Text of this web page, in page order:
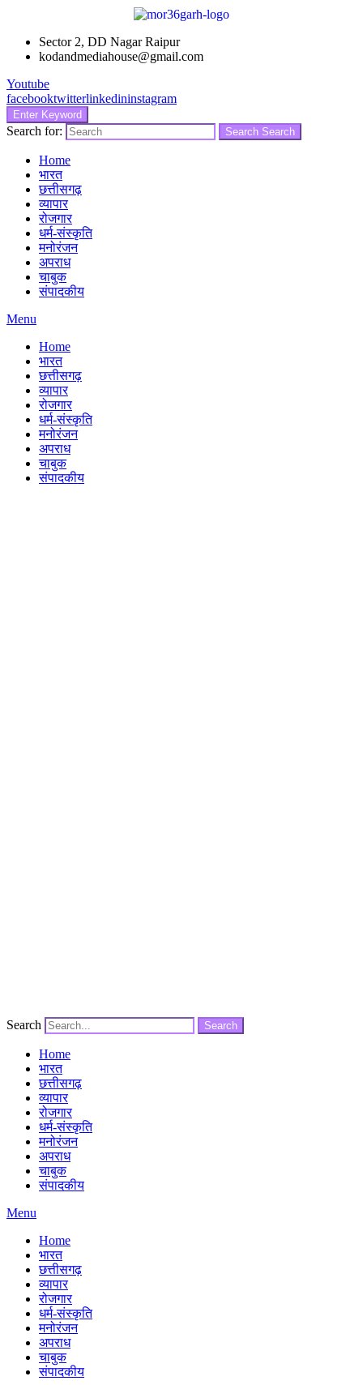
Sector 2, DD Nagar Raipur
kodandmediahouse@gmail.com
Youtube
facebooktwitterlinkedininstagram
Enter Keyword
Search for: Search Search
Home
भारत
छत्तीसगढ़
व्यापार
रोजगार
धर्म-संस्कृति
मनोरंजन
अपराध
चाबुक
संपादकीय
Menu
Home
भारत
छत्तीसगढ़
व्यापार
रोजगार
धर्म-संस्कृति
मनोरंजन
अपराध
चाबुक
संपादकीय
Search Search
Home
भारत
छत्तीसगढ़
व्यापार
रोजगार
धर्म-संस्कृति
मनोरंजन
अपराध
चाबुक
संपादकीय
Menu
Home
भारत
छत्तीसगढ़
व्यापार
रोजगार
धर्म-संस्कृति
मनोरंजन
अपराध
चाबुक
संपादकीय